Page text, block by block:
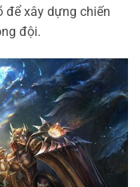
để xây dựng chiến
đội.